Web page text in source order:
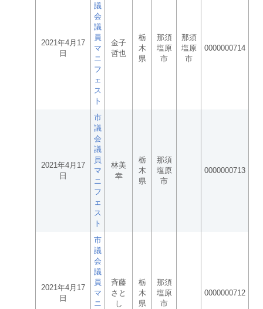
2021年4月17
日
議
会
議
員
マ
ニ
フ
ェ
ス
ト
金子
哲也
栃
木
県
那須
塩原
市
那須
塩原
市
0000000714
2021年4月17
日
市
議
会
議
員
マ
ニ
フ
ェ
ス
ト
林美
幸
栃
木
県
那須
塩原
市
0000000713
2021年4月17
日
市
議
会
議
員
マ
ニ
斉藤
さと
し
栃
木
県
那須
塩原
市
0000000712